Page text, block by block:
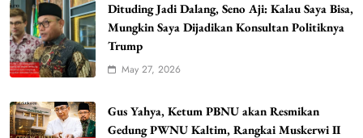
Dituding Jadi Dalang, Seno Aji: Kalau Saya Bisa,
Mungkin Saya Dijadikan Konsultan Politiknya
Trump
May 27, 2026
Gus Yahya, Ketum PBNU akan Resmikan
Gedung PWNU Kaltim, Rangkai Muskerwi II